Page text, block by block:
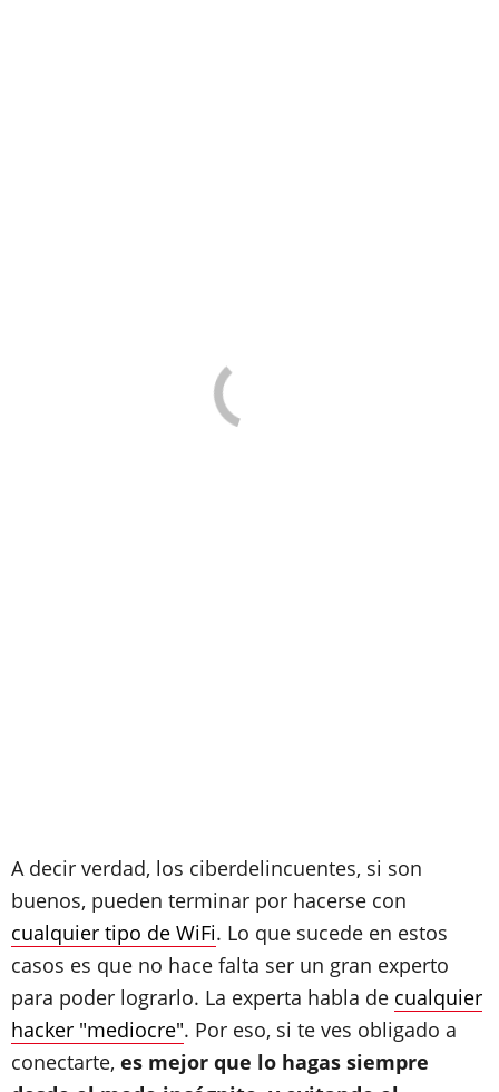
A decir verdad, los ciberdelincuentes, si son
buenos, pueden terminar por hacerse con
cualquier tipo de WiFi. Lo que sucede en estos
casos es que no hace falta ser un gran experto
para poder lograrlo. La experta habla de cualquier
hacker "mediocre". Por eso, si te ves obligado a
conectarte, es mejor que lo hagas siempre